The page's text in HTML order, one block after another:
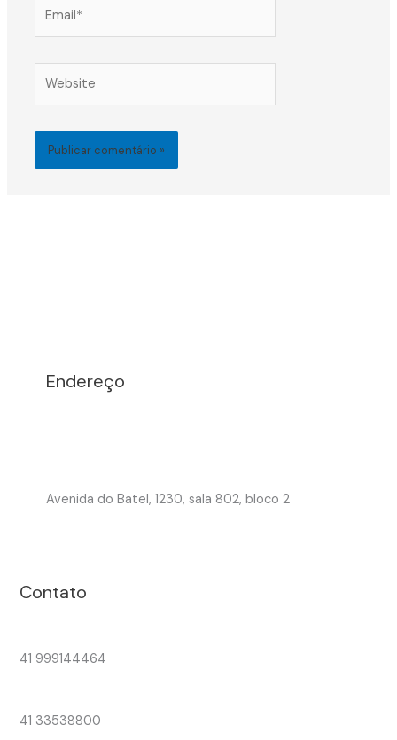
Endereço
Avenida do Batel, 1230, sala 802, bloco 2
Contato
41 999144464
41 33538800